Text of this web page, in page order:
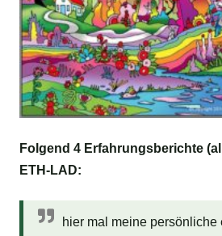
Folgend 4 Erfahrungsberichte
ETH-LAD:
hier mal meine persönliche